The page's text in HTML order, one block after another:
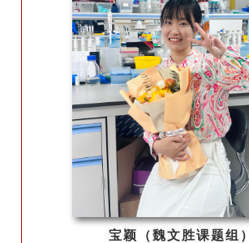
宝颖（魏文胜课题组）